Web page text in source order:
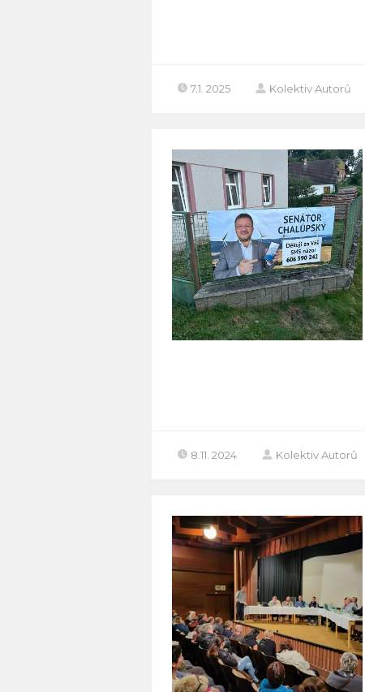
7.1. 2025 Kolektiv Autorů
8.11. 2024 Kolektiv Autorů